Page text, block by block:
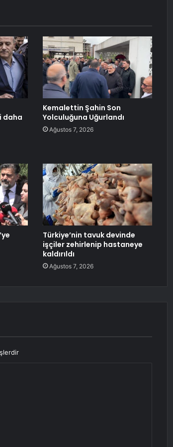
daha
Kemalettin Şahin Son
Yolculuğuna Uğurlandı
Ağustos 7, 2026
Türkiye’nin tavuk devinde
işçiler zehirlenip hastaneye
kaldırıldı
Ağustos 7, 2026